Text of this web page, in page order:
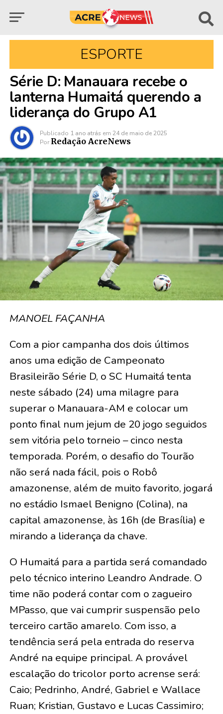
ESPORTE
Série D: Manauara recebe o
lanterna Humaitá querendo a
liderança do Grupo A1
Publicado 1 ano atrás em 24 de maio de 2025
Por Redação AcreNews
MANOEL FAÇANHA
Com a pior campanha dos dois últimos
anos uma edição de Campeonato
Brasileirão Série D, o SC Humaitá tenta
neste sábado (24) uma milagre para
superar o Manauara-AM e colocar um
ponto final num jejum de 20 jogo seguidos
sem vitória pelo torneio – cinco nesta
temporada. Porém, o desafio do Tourão
não será nada fácil, pois o Robô
amazonense, além de muito favorito, jogará
no estádio Ismael Benigno (Colina), na
capital amazonense, às 16h (de Brasília) e
mirando a liderança da chave.
O Humaitá para a partida será comandado
pelo técnico interino Leandro Andrade. O
time não poderá contar com o zagueiro
MPasso, que vai cumprir suspensão pelo
terceiro cartão amarelo. Com isso, a
tendência será pela entrada do reserva
André na equipe principal. A provável
escalação do tricolor porto acrense será:
Caio; Pedrinho, André, Gabriel e Wallace
Ruan; Kristian, Gustavo e Lucas Cassimiro;